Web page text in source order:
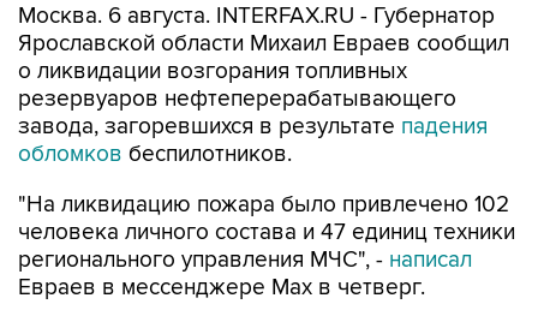
Москва. 6 августа. INTERFAX.RU - Губернатор
Ярославской области Михаил Евраев сообщил
о ликвидации возгорания топливных
резервуаров нефтеперерабатывающего
завода, загоревшихся в результате падения
обломков беспилотников.
"На ликвидацию пожара было привлечено 102
человека личного состава и 47 единиц техники
регионального управления МЧС", - написал
Евраев в мессенджере Мах в четверг.